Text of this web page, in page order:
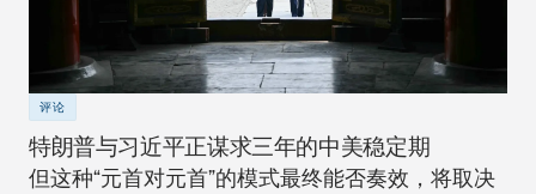
评论
特朗普与习近平正谋求三年的中美稳定期
但这种“元首对元首”的模式最终能否奏效，将取决